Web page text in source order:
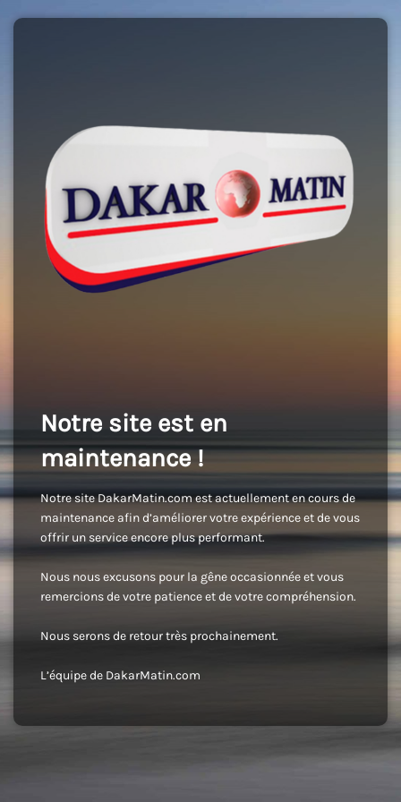
Notre site est en
maintenance !
Notre site DakarMatin.com est actuellement en cours de
maintenance afin d’améliorer votre expérience et de vous
offrir un service encore plus performant.
Nous nous excusons pour la gêne occasionnée et vous
remercions de votre patience et de votre compréhension.
Nous serons de retour très prochainement.
L’équipe de DakarMatin.com